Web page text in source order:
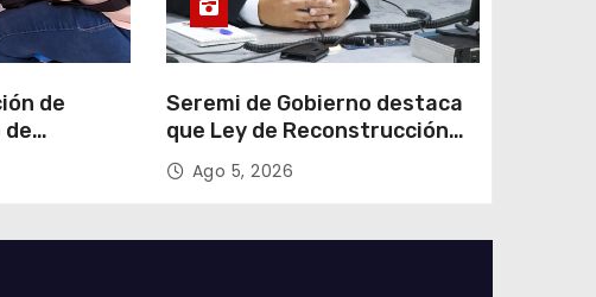
de
de
Escolar
Seremi de Gobierno destaca
que Ley de Reconstrucción
Nacional impulsará la
inversión y el empleo en
Ago 5, 2026